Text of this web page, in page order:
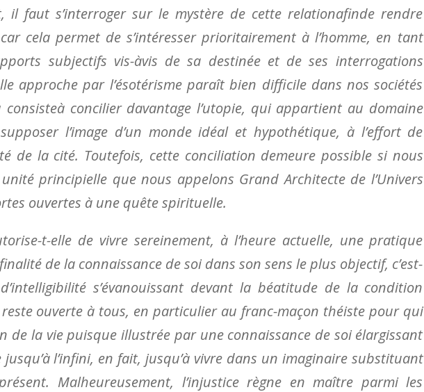
il faut s’interroger sur le mystère de cette relationafinde rendre
cela permet de s’intéresser prioritairement à l’homme, en tant
subjectifs vis-àvis de sa destinée et de ses interrogations
approche par l’ésotérisme paraît bien difficile dans nos sociétés
consisteà concilier davantage l’utopie, qui appartient au domaine
l’image d’un monde idéal et hypothétique, à l’effort de
de la cité. Toutefois, cette conciliation demeure possible si nous
unité principielle que nous appelons Grand Architecte de l’Univers
ouvertes à une quête spirituelle.
t-elle de vivre sereinement, à l’heure actuelle, une pratique
de la connaissance de soi dans son sens le plus objectif, c’est-
s’évanouissant devant la béatitude de la condition
ouverte à tous, en particulier au franc-maçon théiste pour qui
de la vie puisque illustrée par une connaissance de soi élargissant
l’infini, en fait, jusqu’à vivre dans un imaginaire substituant
Malheureusement, l’injustice règne en maître parmi les